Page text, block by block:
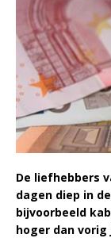
De liefhebbers
dagen diep in
bijvoorbeeld
hoger dan